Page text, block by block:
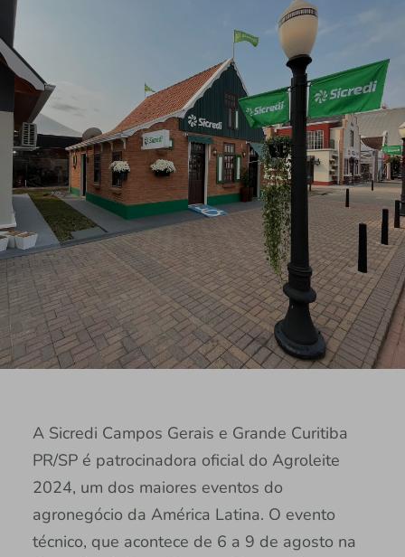
A Sicredi Campos Gerais e Grande Curitiba
PR/SP é patrocinadora oficial do Agroleite
2024, um dos maiores eventos do
agronegócio da América Latina. O evento
técnico, que acontece de 6 a 9 de agosto na